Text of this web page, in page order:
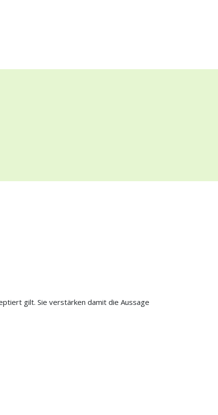
gilt. Sie verstärken damit die Aussage